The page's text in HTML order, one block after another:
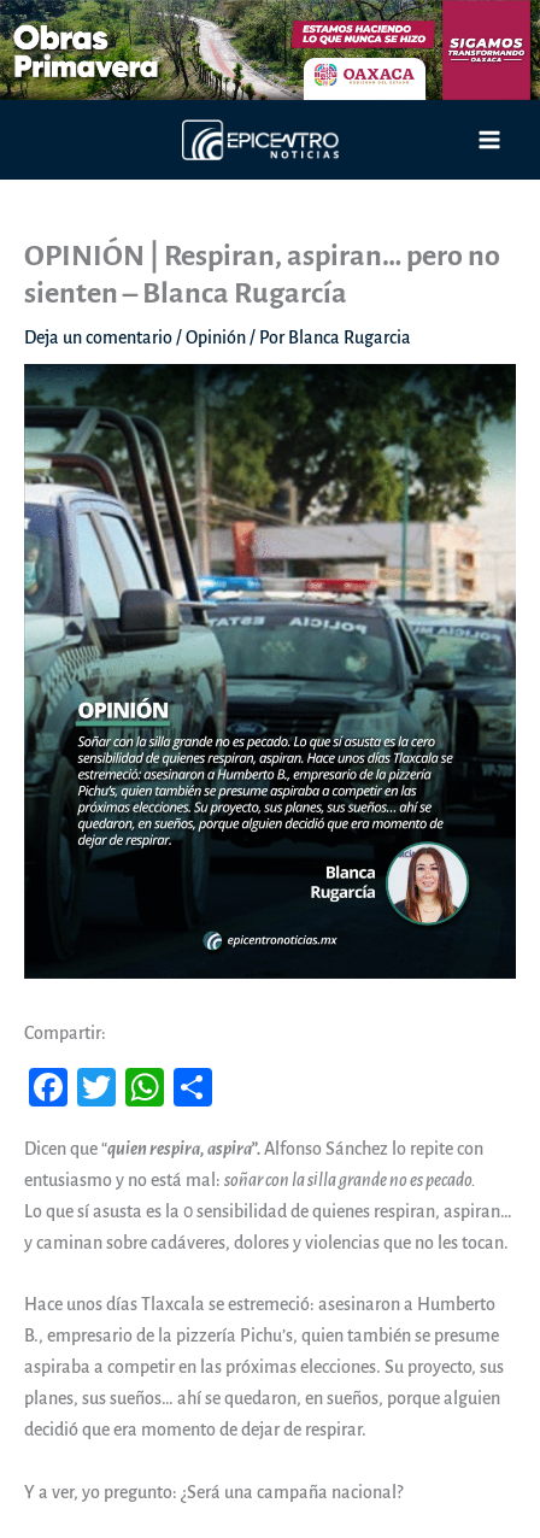
Ir
al
contenido
OPINIÓN | Respiran, aspiran… pero no
sienten – Blanca Rugarcía
Deja un comentario/Opinión/ PorBlanca Rugarcia
Compartir:
Fa
b
oo
k
T
tt
er
W
ts
A
pp
pa
rti
r
Dicen que “quien respira, aspira”.Alfonso Sánchez lo repite con
entusiasmo y no está mal: soñar con la silla grande no es pecado.
Lo que sí asusta es la 0 sensibilidad de quienes respiran, aspiran…
y caminan sobre cadáveres, dolores y violencias que no les tocan.
Hace unos días Tlaxcala se estremeció: asesinaron a Humberto
B., empresario de la pizzería Pichu’s, quien también se presume
aspiraba a competir en las próximas elecciones. Su proyecto, sus
planes, sus sueños… ahí se quedaron, en sueños, porque alguien
decidió que era momento de dejar de respirar.
Y a ver, yo pregunto: ¿Será una campaña nacional?